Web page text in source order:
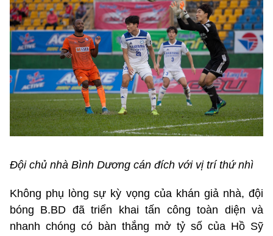
Đội chủ nhà Bình Dương cán đích với vị trí thứ nhì
Không phụ lòng sự kỳ vọng của khán giả nhà, đội
bóng B.BD đã triển khai tấn công toàn diện và
nhanh chóng có bàn thắng mở tỷ số của Hồ Sỹ